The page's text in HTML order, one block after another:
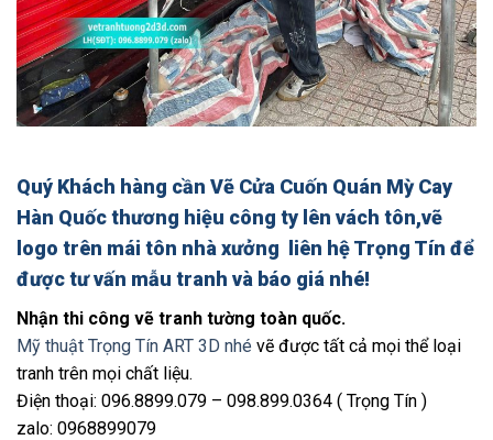
Quý Khách hàng cần Vẽ Cửa Cuốn Quán Mỳ Cay
Hàn Quốcthương hiệu công ty lên vách tôn,vẽ
logo trên mái tôn nhà xưởng
liên hệ Trọng Tín để
được tư vấn mẫu tranh và báo giá nhé!
Nhận thi công vẽ tranh tường toàn quốc.
Mỹ thuật Trọng Tín ART 3D nhé vẽ được tất cả mọi thể loại
tranh trên mọi chất liệu.
Điện thoại: 096.8899.079 – 098.899.0364 ( Trọng Tín )
zalo: 0968899079